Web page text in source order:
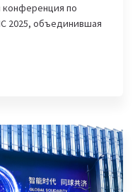
конференция по
2025, объединившая